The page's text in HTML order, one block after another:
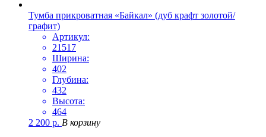
Тумба прикроватная «Байкал» (дуб крафт золотой/
графит)
Артикул:
21517
Ширина:
402
Глубина:
432
Высота:
464
2 200 р. В корзину